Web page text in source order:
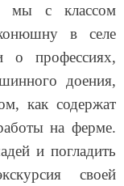
мы с классом
в селе
о профессиях,
доения,
как содержат
на ферме.
и погладить
своей